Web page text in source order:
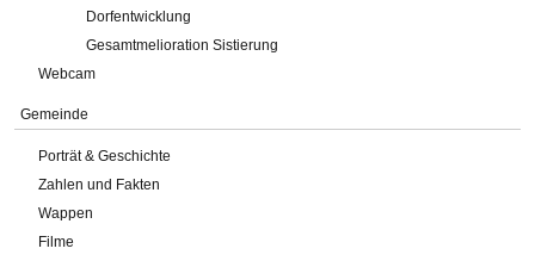
Dorfentwicklung
Gesamtmelioration Sistierung
Webcam
Gemeinde
Porträt & Geschichte
Zahlen und Fakten
Wappen
Filme